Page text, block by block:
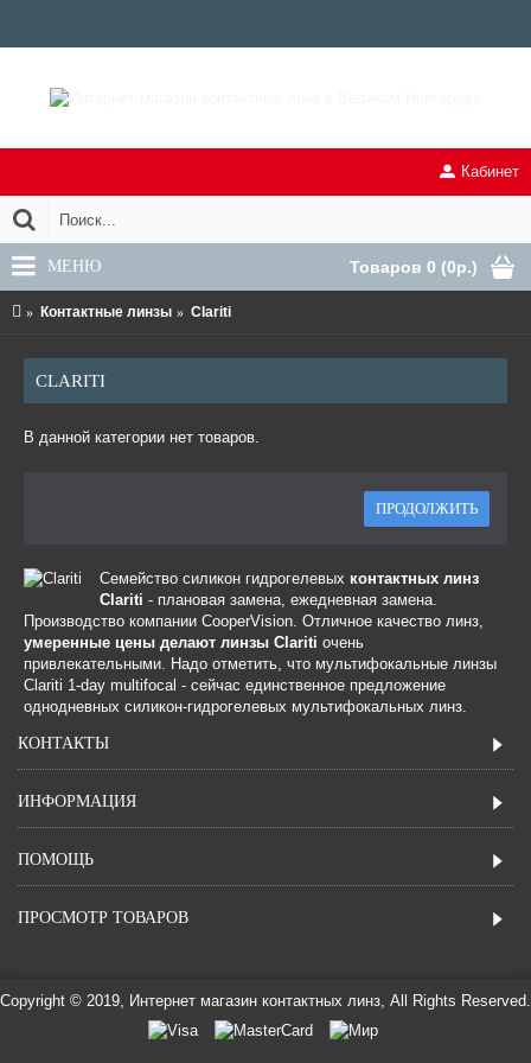
Товаров 0 (0р.)
Кабинет
МЕНЮ
Контактные линзы Clariti
CLARITI
В данной категории нет товаров.
ПРОДОЛЖИТЬ
Семейство силикон гидрогелевых контактных линз
Clariti - плановая замена, ежедневная замена.
Производство компании CooperVision. Отличное качество линз,
умеренные цены делают линзы Clariti очень
привлекательными. Надо отметить, что мультифокальные линзы
Clariti 1-day multifocal - сейчас единственное предложение
однодневных силикон-гидрогелевых мультифокальных линз.
КОНТАКТЫ
ИНФОРМАЦИЯ
ПОМОЩЬ
ПРОСМОТР ТОВАРОВ
Copyright © 2019, Интернет магазин контактных линз, All Rights Reserved.